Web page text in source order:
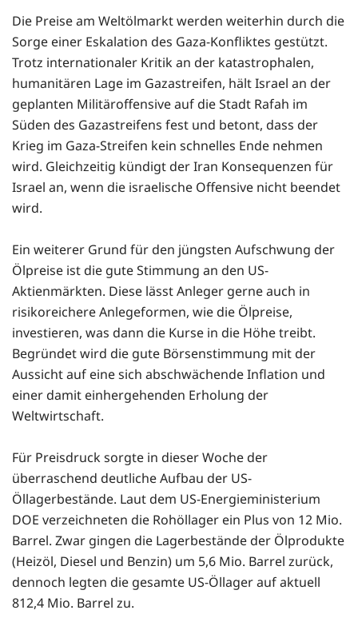
Die Preise am Weltölmarkt werden weiterhin durch die
Sorge einer Eskalation des Gaza-Konfliktes gestützt.
Trotz internationaler Kritik an der katastrophalen,
humanitären Lage im Gazastreifen, hält Israel an der
geplanten Militäroffensive auf die Stadt Rafah im
Süden des Gazastreifens fest und betont, dass der
Krieg im Gaza-Streifen kein schnelles Ende nehmen
wird. Gleichzeitig kündigt der Iran Konsequenzen für
Israel an, wenn die israelische Offensive nicht beendet
wird.
Ein weiterer Grund für den jüngsten Aufschwung der
Ölpreise ist die gute Stimmung an den US-
Aktienmärkten. Diese lässt Anleger gerne auch in
risikoreichere Anlegeformen, wie die Ölpreise,
investieren, was dann die Kurse in die Höhe treibt.
Begründet wird die gute Börsenstimmung mit der
Aussicht auf eine sich abschwächende Inflation und
einer damit einhergehenden Erholung der
Weltwirtschaft.
Für Preisdruck sorgte in dieser Woche der
überraschend deutliche Aufbau der US-
Öllagerbestände. Laut dem US-Energieministerium
DOE verzeichneten die Rohöllager ein Plus von 12 Mio.
Barrel. Zwar gingen die Lagerbestände der Ölprodukte
(Heizöl, Diesel und Benzin) um 5,6 Mio. Barrel zurück,
dennoch legten die gesamte US-Öllager auf aktuell
812,4 Mio. Barrel zu.